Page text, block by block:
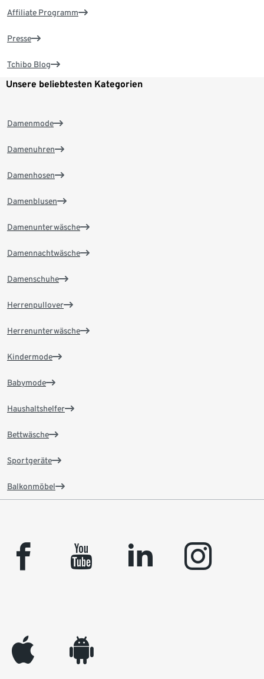
Affiliate Programm
Presse
Tchibo Blog
Unsere beliebtesten Kategorien
Damenmode
Damenuhren
Damenhosen
Damenblusen
Damenunterwäsche
Damennachtwäsche
Damenschuhe
Herrenpullover
Herrenunterwäsche
Kindermode
Babymode
Haushaltshelfer
Bettwäsche
Sportgeräte
Balkonmöbel
facebook youtube linkedin instagram
appleinc android